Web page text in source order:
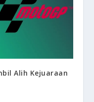
Alih Kejuaraan